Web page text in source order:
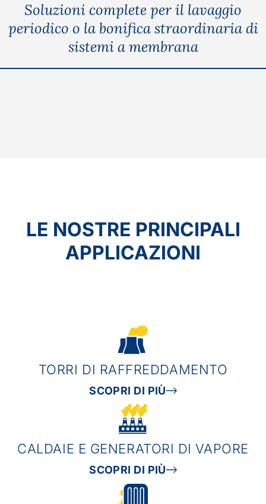
Soluzioni complete per il lavaggio
periodico o la bonifica straordinaria di
sistemi a membrana
LE NOSTRE PRINCIPALI
APPLICAZIONI
TORRI DI RAFFREDDAMENTO
SCOPRI DI PIÙ
CALDAIE E GENERATORI DI VAPORE
SCOPRI DI PIÙ